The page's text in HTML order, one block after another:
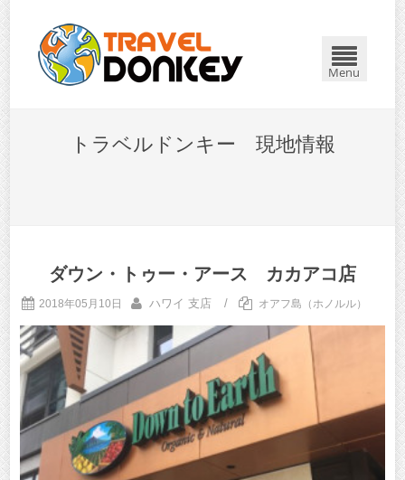
Menu
トラベルドンキー 現地情報
ダウン・トゥー・アース カカアコ店
2018年05月10日 ハワイ 支店 / オアフ島（ホノルル）